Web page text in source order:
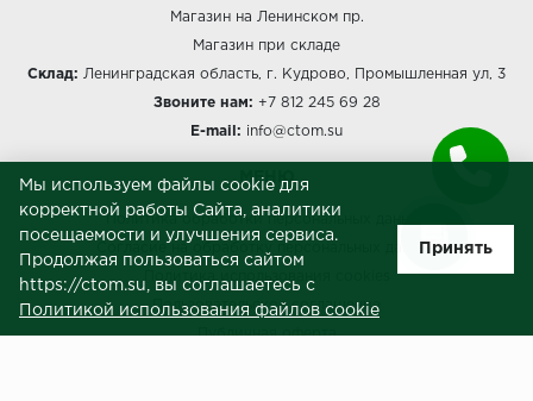
Магазин на Ленинском пр.
Магазин при складе
Склад: Ленинградская область, г. Кудрово, Промышленная ул, 3
Звоните нам: +7 812 245 69 28
E-mail: info@ctom.su
МЕНЮ
Политика обработки персональных данных
Согласие на обработку персональных данных
Пользовательское соглашение
Публичная оферта
Мы используем файлы cookie для
корректной работы Сайта, аналитики
посещаемости и улучшения сервиса.
Продолжая пользоваться сайтом
https://ctom.su, вы соглашаетесь с
Политикой использования файлов cookie
Принять